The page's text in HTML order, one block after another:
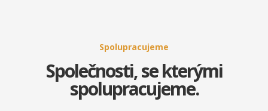
Spolupracujeme
Společnosti, se kterými
spolupracujeme.